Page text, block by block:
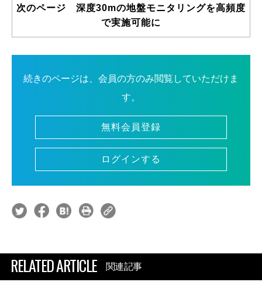
次のページ 深度30mの地盤モニタリングを高頻度
で実施可能に
続きのページは、会員の方のみ閲覧していただけま
す。
無料会員登録
ログインする
RELATED ARTICLE 関連記事